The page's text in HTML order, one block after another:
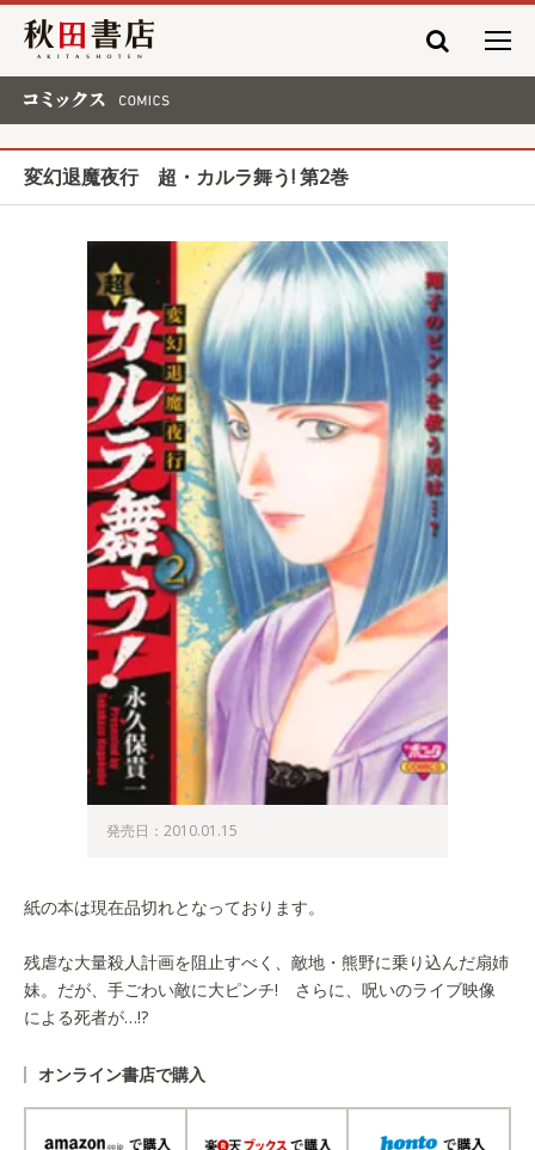
秋田書店
変幻退魔夜行 超・カルラ舞う! 第2巻
発売日：2010.01.15
紙の本は現在品切れとなっております。
残虐な大量殺人計画を阻止すべく、敵地・熊野に乗り込んだ扇姉
妹。だが、手ごわい敵に大ピンチ! さらに、呪いのライブ映像
による死者が…!?
オンライン書店で購入